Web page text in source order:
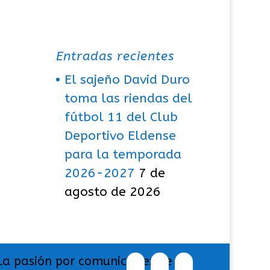
Entradas recientes
El sajeño David Duro
toma las riendas del
fútbol 11 del Club
Deportivo Eldense
para la temporada
2026-2027 7 de
agosto de 2026
pasión por comunicar exige